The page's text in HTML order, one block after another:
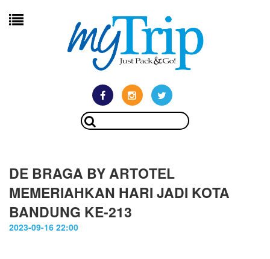
DE BRAGA BY ARTOTEL
MEMERIAHKAN HARI JADI KOTA
BANDUNG KE-213
2023-09-16 22:00